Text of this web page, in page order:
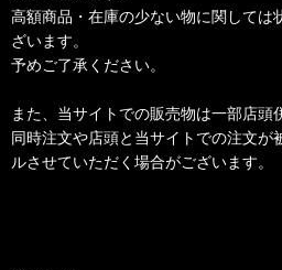
高額商品・在庫の少ない物に関しては
ざいます。
予めご了承ください。
また、当サイトでの販売物は一部店頭
同時注文や店頭と当サイトでの注文が
ルさせていただく場合がございます。